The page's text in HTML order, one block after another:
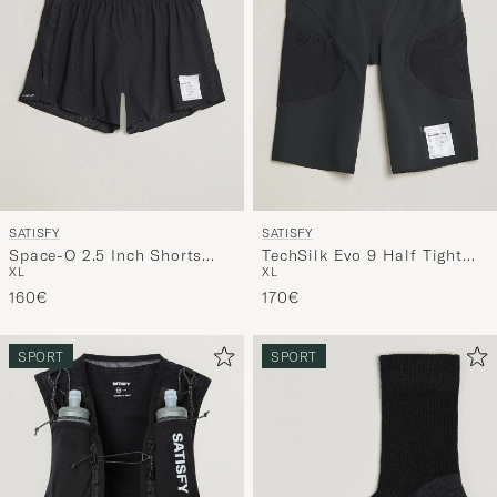
SATISFY
Space-O 2.5 Inch Shorts
Black
XL
160€
SATISFY
TechSilk Evo 9 Half Tight
Black
XL
170€
SPORT SPORT